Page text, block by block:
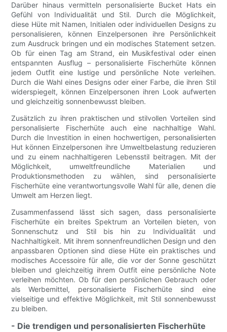
Darüber hinaus vermitteln personalisierte Bucket Hats ein
Gefühl von Individualität und Stil. Durch die Möglichkeit,
diese Hüte mit Namen, Initialen oder individuellen Designs zu
personalisieren, können Einzelpersonen ihre Persönlichkeit
zum Ausdruck bringen und ein modisches Statement setzen.
Ob für einen Tag am Strand, ein Musikfestival oder einen
entspannten Ausflug – personalisierte Fischerhüte können
jedem Outfit eine lustige und persönliche Note verleihen.
Durch die Wahl eines Designs oder einer Farbe, die ihren Stil
widerspiegelt, können Einzelpersonen ihren Look aufwerten
und gleichzeitig sonnenbewusst bleiben.
Zusätzlich zu ihren praktischen und stilvollen Vorteilen sind
personalisierte Fischerhüte auch eine nachhaltige Wahl.
Durch die Investition in einen hochwertigen, personalisierten
Hut können Einzelpersonen ihre Umweltbelastung reduzieren
und zu einem nachhaltigeren Lebensstil beitragen. Mit der
Möglichkeit, umweltfreundliche Materialien und
Produktionsmethoden zu wählen, sind personalisierte
Fischerhüte eine verantwortungsvolle Wahl für alle, denen die
Umwelt am Herzen liegt.
Zusammenfassend lässt sich sagen, dass personalisierte
Fischerhüte ein breites Spektrum an Vorteilen bieten, von
Sonnenschutz und Stil bis hin zu Individualität und
Nachhaltigkeit. Mit ihrem sonnenfreundlichen Design und den
anpassbaren Optionen sind diese Hüte ein praktisches und
modisches Accessoire für alle, die vor der Sonne geschützt
bleiben und gleichzeitig ihrem Outfit eine persönliche Note
verleihen möchten. Ob für den persönlichen Gebrauch oder
als Werbemittel, personalisierte Fischerhüte sind eine
vielseitige und effektive Möglichkeit, mit Stil sonnenbewusst
zu bleiben.
- Die trendigen und personalisierten Fischerhüte